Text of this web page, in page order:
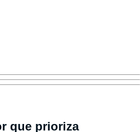
que prioriza